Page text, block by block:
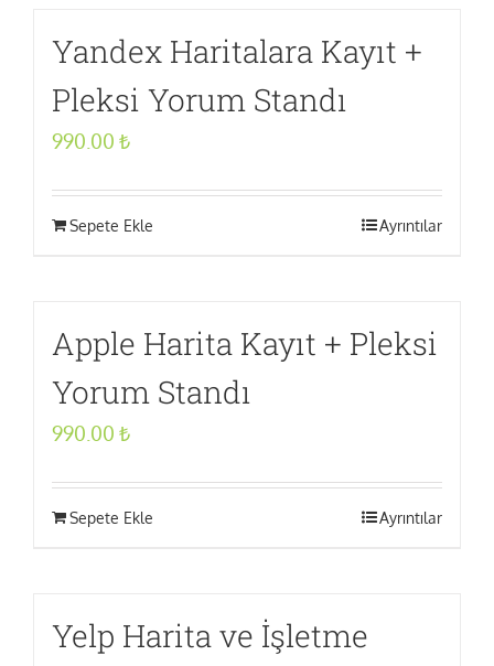
Yandex Haritalara Kayıt +
Pleksi Yorum Standı
990.00 ₺
Sepete Ekle Ayrıntılar
Apple Harita Kayıt + Pleksi
Yorum Standı
990.00 ₺
Sepete Ekle Ayrıntılar
Yelp Harita ve İşletme